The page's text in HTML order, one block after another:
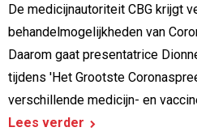
De medicijnautoriteit CBG krijgt
behandelmogelijkheden van
Daarom gaat presentatrice
tijdens 'Het Grootste
verschillende medicijn- en
Lees verder